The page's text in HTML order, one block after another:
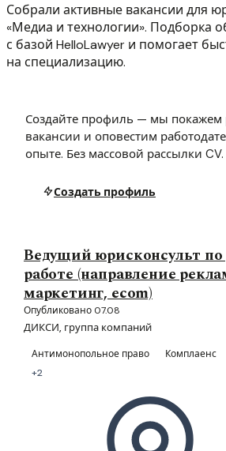
Собрали активные вакансии для
«Медиа и технологии». Подборка
с базой HelloLawyer и помогает
на специализацию.
Создайте профиль — мы покажем
вакансии и оповестим
опыте. Без массовой рассылки CV.
Создать профиль
Ведущий юрисконсульт по
работе (направление
маркетинг, ecom)
Опубликовано 07.08
ДИКСИ, группа компаний
Антимонопольное право Комплаенс
+2